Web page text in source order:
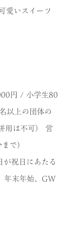
愛いスイーツ
円 / 小学生80
以上の団体の
用は不可） 営
で）
祝日にあたる
年末年始、GW